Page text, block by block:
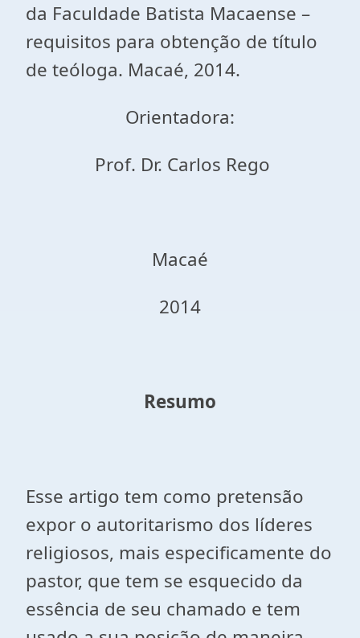
da Faculdade Batista Macaense –
requisitos para obtenção de título
de teóloga. Macaé, 2014.
Orientadora:
Prof. Dr. Carlos Rego
Macaé
2014
Resumo
Esse artigo tem como pretensão
expor o autoritarismo dos líderes
religiosos, mais especificamente do
pastor, que tem se esquecido da
essência de seu chamado e tem